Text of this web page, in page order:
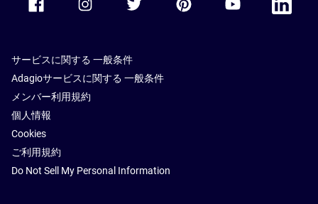
サービスに関する 一般条件
Adagioサービスに関する 一般条件
メンバー利用規約
個人情報
Cookies
ご利用規約
Do Not Sell My Personal Information